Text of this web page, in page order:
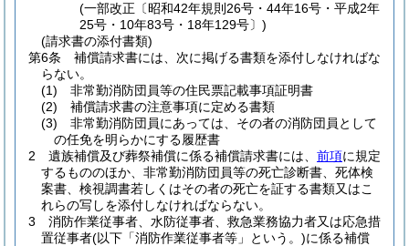
(一部改正〔昭和42年規則26号・44年16号・平成2年
25号・10年83号・18年129号〕)
(請求書の添付書類)
第6条
補償請求書には、次に掲げる書類を添付しなければな
らない。
(1)
非常勤消防団員等の住民票記載事項証明書
(2)
補償請求書の注意事項に定める書類
(3)
非常勤消防団員にあっては、その者の消防団員として
の任免を明らかにする履歴書
2
遺族補償及び葬祭補償に係る補償請求書には、 前項に規定
するもののほか、非常勤消防団員等の死亡診断書、死体検
案書、検視調書若しくはその者の死亡を証する書類又はこ
れらの写しを添付しなければならない。
3
消防作業従事者、水防従事者、救急業務協力者又は応急措
置従事者(以下「消防作業従事者等」という。)に係る補償